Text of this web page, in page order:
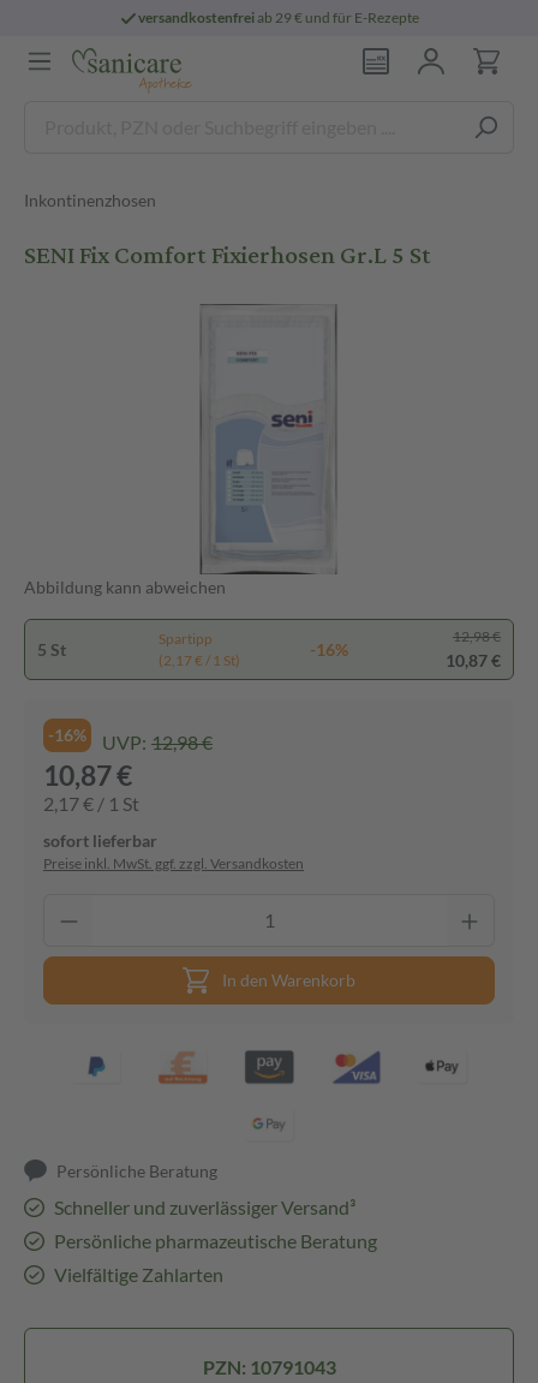
versandkostenfreiab 29 € und für E-Rezepte
Inkontinenzhosen
SENI Fix Comfort Fixierhosen Gr.L 5 St
Abbildung kann abweichen
5 St
Spartipp
(2,17 € / 1 St)
-16%
12,98 €
10,87 €
-16% UVP: 12,98 €
10,87 €
2,17 € / 1 St
sofort lieferbar
Preise inkl. MwSt. ggf. zzgl. Versandkosten
In den Warenkorb
Persönliche Beratung
Schneller und zuverlässiger Versand³
Persönliche pharmazeutische Beratung
Vielfältige Zahlarten
PZN: 10791043